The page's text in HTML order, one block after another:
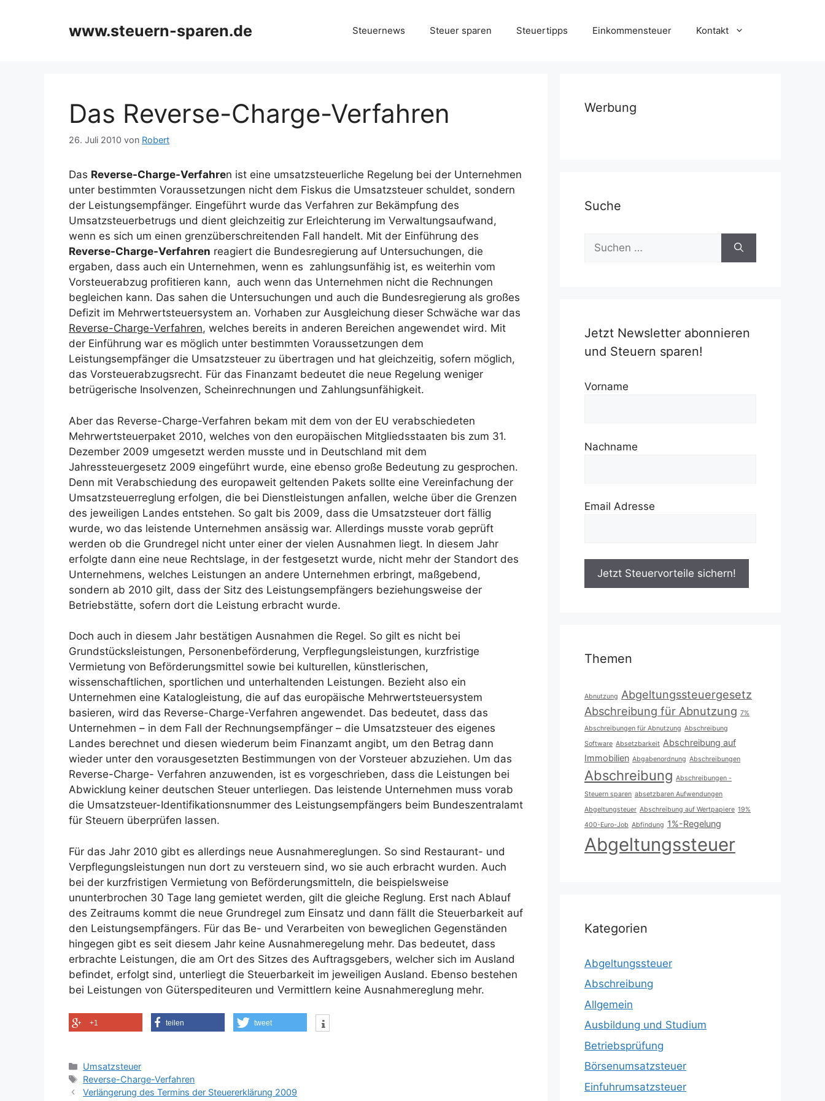
www.steuern-sparen.de Steuernews Steuer sparen Steuertipps Einkommensteuer Kontakt
Das Reverse-Charge-Verfahren
26. Juli 2010 von Robert
Das Reverse-Charge-Verfahren ist eine umsatzsteuerliche Regelung bei der Unternehmen
unter bestimmten Voraussetzungen nicht dem Fiskus die Umsatzsteuer schuldet, sondern
der Leistungsempfänger. Eingeführt wurde das Verfahren zur Bekämpfung des
Umsatzsteuerbetrugs und dient gleichzeitig zur Erleichterung im Verwaltungsaufwand,
wenn es sich um einen grenzüberschreitenden Fall handelt. Mit der Einführung des
Reverse-Charge-Verfahren reagiert die Bundesregierung auf Untersuchungen, die
ergaben, dass auch ein Unternehmen, wenn es zahlungsunfähig ist, es weiterhin vom
Vorsteuerabzug profitieren kann, auch wenn das Unternehmen nicht die Rechnungen
begleichen kann. Das sahen die Untersuchungen und auch die Bundesregierung als großes
Defizit im Mehrwertsteuersystem an. Vorhaben zur Ausgleichung dieser Schwäche war das
Reverse-Charge-Verfahren, welches bereits in anderen Bereichen angewendet wird. Mit
der Einführung war es möglich unter bestimmten Voraussetzungen dem
Leistungsempfänger die Umsatzsteuer zu übertragen und hat gleichzeitig, sofern möglich,
das Vorsteuerabzugsrecht. Für das Finanzamt bedeutet die neue Regelung weniger
betrügerische Insolvenzen, Scheinrechnungen und Zahlungsunfähigkeit.
Aber das Reverse-Charge-Verfahren bekam mit dem von der EU verabschiedeten
Mehrwertsteuerpaket 2010, welches von den europäischen Mitgliedsstaaten bis zum 31.
Dezember 2009 umgesetzt werden musste und in Deutschland mit dem
Jahressteuergesetz 2009 eingeführt wurde, eine ebenso große Bedeutung zu gesprochen.
Denn mit Verabschiedung des europaweit geltenden Pakets sollte eine Vereinfachung der
Umsatzsteuerreglung erfolgen, die bei Dienstleistungen anfallen, welche über die Grenzen
des jeweiligen Landes entstehen. So galt bis 2009, dass die Umsatzsteuer dort fällig
wurde, wo das leistende Unternehmen ansässig war. Allerdings musste vorab geprüft
werden ob die Grundregel nicht unter einer der vielen Ausnahmen liegt. In diesem Jahr
erfolgte dann eine neue Rechtslage, in der festgesetzt wurde, nicht mehr der Standort des
Unternehmens, welches Leistungen an andere Unternehmen erbringt, maßgebend,
sondern ab 2010 gilt, dass der Sitz des Leistungsempfängers beziehungsweise der
Betriebstätte, sofern dort die Leistung erbracht wurde.
Doch auch in diesem Jahr bestätigen Ausnahmen die Regel. So gilt es nicht bei
Grundstücksleistungen, Personenbeförderung, Verpflegungsleistungen, kurzfristige
Vermietung von Beförderungsmittel sowie bei kulturellen, künstlerischen,
wissenschaftlichen, sportlichen und unterhaltenden Leistungen. Bezieht also ein
Unternehmen eine Katalogleistung, die auf das europäische Mehrwertsteuersystem
basieren, wird das Reverse-Charge-Verfahren angewendet. Das bedeutet, dass das
Unternehmen – in dem Fall der Rechnungsempfänger – die Umsatzsteuer des eigenes
Landes berechnet und diesen wiederum beim Finanzamt angibt, um den Betrag dann
wieder unter den vorausgesetzten Bestimmungen von der Vorsteuer abzuziehen. Um das
Reverse-Charge- Verfahren anzuwenden, ist es vorgeschrieben, dass die Leistungen bei
Abwicklung keiner deutschen Steuer unterliegen. Das leistende Unternehmen muss vorab
die Umsatzsteuer-Identifikationsnummer des Leistungsempfängers beim Bundeszentralamt
für Steuern überprüfen lassen.
Für das Jahr 2010 gibt es allerdings neue Ausnahmereglungen. So sind Restaurant- und
Verpflegungsleistungen nun dort zu versteuern sind, wo sie auch erbracht wurden. Auch
bei der kurzfristigen Vermietung von Beförderungsmitteln, die beispielsweise
ununterbrochen 30 Tage lang gemietet werden, gilt die gleiche Reglung. Erst nach Ablauf
des Zeitraums kommt die neue Grundregel zum Einsatz und dann fällt die Steuerbarkeit auf
den Leistungsempfängers. Für das Be- und Verarbeiten von beweglichen Gegenständen
hingegen gibt es seit diesem Jahr keine Ausnahmeregelung mehr. Das bedeutet, dass
erbrachte Leistungen, die am Ort des Sitzes des Auftragsgebers, welcher sich im Ausland
befindet, erfolgt sind, unterliegt die Steuerbarkeit im jeweiligen Ausland. Ebenso bestehen
bei Leistungen von Güterspediteuren und Vermittlern keine Ausnahmereglung mehr.
+1 teilen tweet
Kategorien
Umsatzsteuer
Schlagwörter
Reverse-Charge-Verfahren
Verlängerung des Termins der Steuererklärung 2009
Werbung
Suche
Suchen
nach:
Jetzt Newsletter abonnieren
und Steuern sparen!
Vorname
Nachname
Email Adresse
Themen
Abnutzung Abgeltungssteuergesetz
Abschreibung für Abnutzung 7%
Abschreibungen für Abnutzung Abschreibung
Software Absetzbarkeit Abschreibung auf
Immobilien Abgabenordnung Abschreibungen
Abschreibung Abschreibungen -
Steuern sparen absetzbaren Aufwendungen
Abgeltungsteuer Abschreibung auf Wertpapiere 19%
400-Euro-Job Abfindung 1%-Regelung
Abgeltungssteuer
Kategorien
Abgeltungssteuer
Abschreibung
Allgemein
Ausbildung und Studium
Betriebsprüfung
Börsenumsatzsteuer
Einfuhrumsatzsteuer